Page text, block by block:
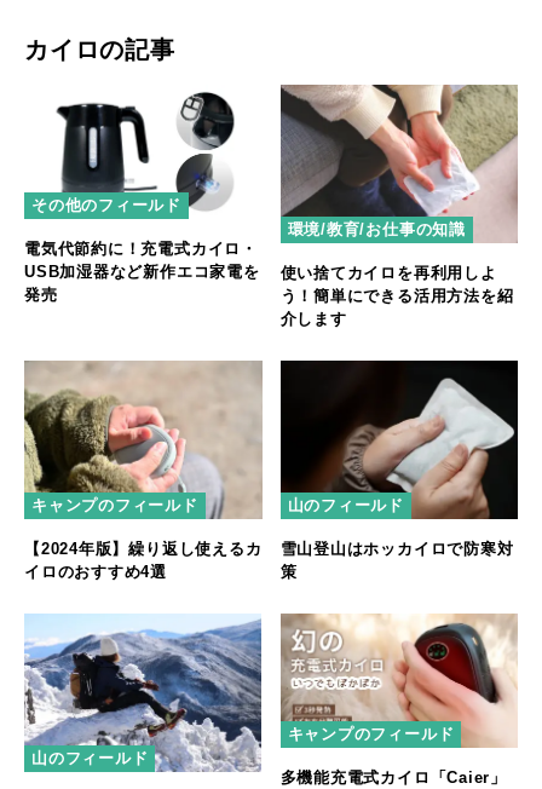
カイロの記事
その他のフィールド
電気代節約に！充電式カイロ・
USB加湿器など新作エコ家電を
発売
環境/教育/お仕事の知識
使い捨てカイロを再利用しよ
う！簡単にできる活用方法を紹
介します
キャンプのフィールド
【2024年版】繰り返し使えるカ
イロのおすすめ4選
山のフィールド
雪山登山はホッカイロで防寒対
策
山のフィールド
キャンプのフィールド
多機能充電式カイロ「Caier」